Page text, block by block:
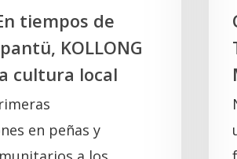
tiempos de
KOLLONG
cultura local
en peñas y